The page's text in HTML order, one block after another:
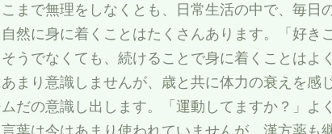
まで無理をしなくとも、日常生活の中で、毎日
然に身に着くことはたくさんあります。「好き
うでなくても、続けることで身に着くことはよ
まり意識しませんが、歳と共に体力の衰えを感
だの意識し出します。「運動してますか？」よ
葉は今はあまり使われていませんが、漢方薬も